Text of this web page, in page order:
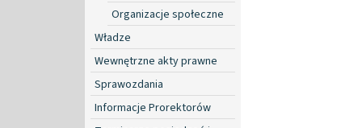
Organizacje społeczne
Władze
Wewnętrzne akty prawne
Sprawozdania
Informacje Prorektorów